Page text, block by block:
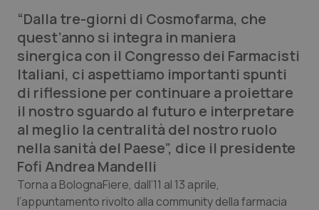
QS Pro
Professionisti Sanitari.AI
Abruzzo
Basilicata
Calabria
QS Pro Gold
Artrite & artrosi
Asma & BPCO
QS Club Newsletter
“Dalla tre-giorni di Cosmofarma, che
quest’anno si integra in maniera
sinergica con il Congresso dei Farmacisti
Italiani, ci aspettiamo importanti spunti
di riflessione per continuare a proiettare
il nostro sguardo al futuro e interpretare
al meglio la centralità del nostro ruolo
nella sanità del Paese”, dice il presidente
Fofi Andrea Mandelli
Torna a BolognaFiere, dall’11 al 13 aprile,
l’appuntamento rivolto alla community della farmacia